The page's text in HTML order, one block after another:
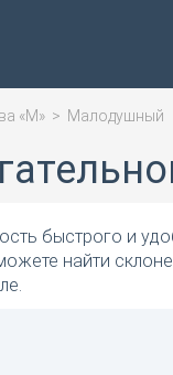
«М» > Малодушный
быстрого и
найти